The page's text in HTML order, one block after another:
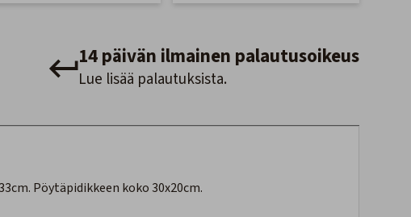
14 päivän ilmainen palautusoikeus
Lue lisää palautuksista.
Pöytäpidikkeen koko 30x20cm.